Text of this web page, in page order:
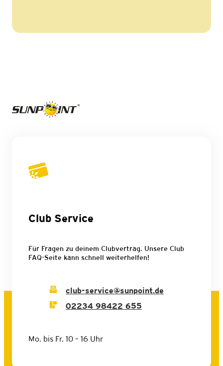
Club Service
Für Fragen zu deinem Clubvertrag. Unsere Club
FAQ-Seite kann schnell weiterhelfen!
club-service@sunpoint.de
02234 98422 655
Mo. bis Fr. 10 – 16 Uhr